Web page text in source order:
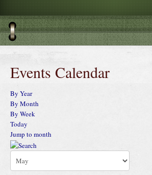
Events Calendar
By Year
By Month
By Week
Today
Jump to month